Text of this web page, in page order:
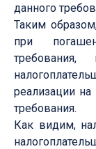
данного
Таким
при
реализации
требования.
Как видим,